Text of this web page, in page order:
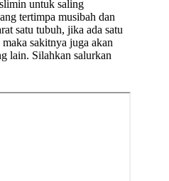
untuk saling
tertimpa musibah dan
satu tubuh, jika ada satu
sakitnya juga akan
lain. Silahkan salurkan